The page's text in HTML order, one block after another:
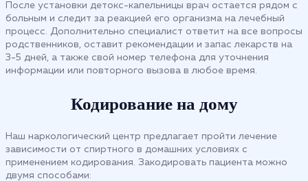
После установки детокс-капельницы врач остается рядом с
больным и следит за реакцией его организма на лечебный
процесс. Дополнительно специалист ответит на все вопросы
родственников, оставит рекомендации и запас лекарств на
3-5 дней, а также свой номер телефона для уточнения
информации или повторного вызова в любое время.
Кодирование на дому
Наш наркологический центр предлагает пройти лечение
зависимости от спиртного в домашних условиях с
применением кодирования. Закодировать пациента можно
двумя способами: